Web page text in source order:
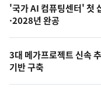
오
늘
의
사
진
'국가 AI 컴퓨팅센터' 첫
·2028년 완공
3대 메가프로젝트 신속
기반 구축